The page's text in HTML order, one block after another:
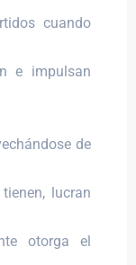
cuando
e impulsan
de
lucran
otorga el